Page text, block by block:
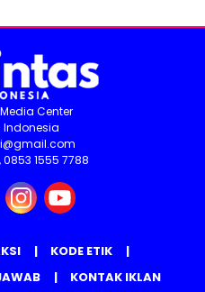
Center
1555 7788
KODE ETIK
KONTAK IKLAN